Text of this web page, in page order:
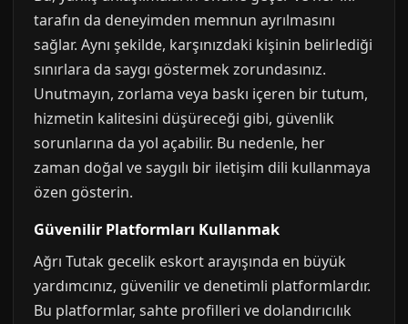
tarafın da deneyimden memnun ayrılmasını
sağlar. Aynı şekilde, karşınızdaki kişinin belirlediği
sınırlara da saygı göstermek zorundasınız.
Unutmayın, zorlama veya baskı içeren bir tutum,
hizmetin kalitesini düşüreceği gibi, güvenlik
sorunlarına da yol açabilir. Bu nedenle, her
zaman doğal ve saygılı bir iletişim dili kullanmaya
özen gösterin.
Güvenilir Platformları Kullanmak
Ağrı Tutak gecelik eskort arayışında en büyük
yardımcınız, güvenilir ve denetimli platformlardır.
Bu platformlar, sahte profilleri ve dolandırıcılık